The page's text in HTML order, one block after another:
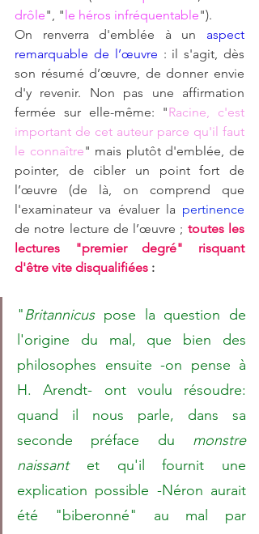
drôle", "le héros infréquentable").
On renverra d'emblée à un aspect
remarquable de l’œuvre : il s'agit, dès
son résumé d’œuvre, de donner envie
d'y revenir. Non pas une affirmation
fermée sur elle-même: "Racine, c'est
important de cet auteur parce qu'il faut
le connaître" mais plutôt d'emblée, de
pointer, de cibler un point fort de
l’œuvre (de là, on comprend que
l'examinateur va évaluer la pertinence
de notre lecture de l’œuvre ; toutes les
lectures "premier degré" risquant
d'être vite disqualifiées :
"Britannicus pose la question de
l'origine du mal, que bien des
philosophes ensuite -on pense à
H. Arendt- ont voulu résoudre:
quand il nous parle, dans sa
seconde préface du monstre
naissant et qu'il fournit une
explication possible -Néron aurait
été "biberonné" au mal par